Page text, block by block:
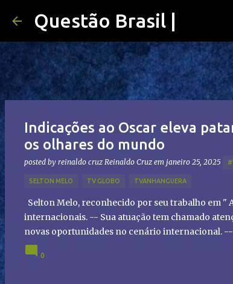
Questão Brasil |
Indicações ao Oscar eleva
os olhares do mundo
posted by reinaldo cruz Reinaldo Cruz em janeiro 25, 2025
SELTON MELO TV GLOBO TVANHANGUERA
Selton Melo, reconhecido por seu trabalho em "
internacionais. -- Sua atuação tem chamado
novas oportunidades no cenário internacional. --
global!
0